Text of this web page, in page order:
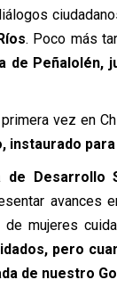
. Poco más
de Peñalolén,
vez en
instaurado
de Desarrollo
avances
mujeres
pero
de nuestro